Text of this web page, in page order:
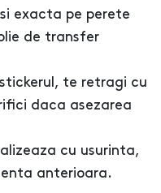
exacta pe perete
de transfer
te retragi cu
daca asezarea
cu usurinta,
anterioara.